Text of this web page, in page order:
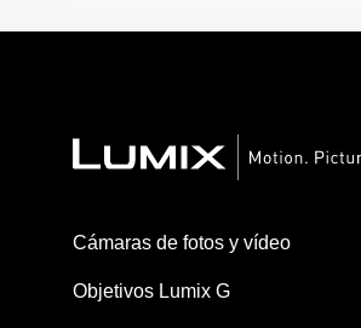
Cámaras de fotos y vídeo
Objetivos Lumix G